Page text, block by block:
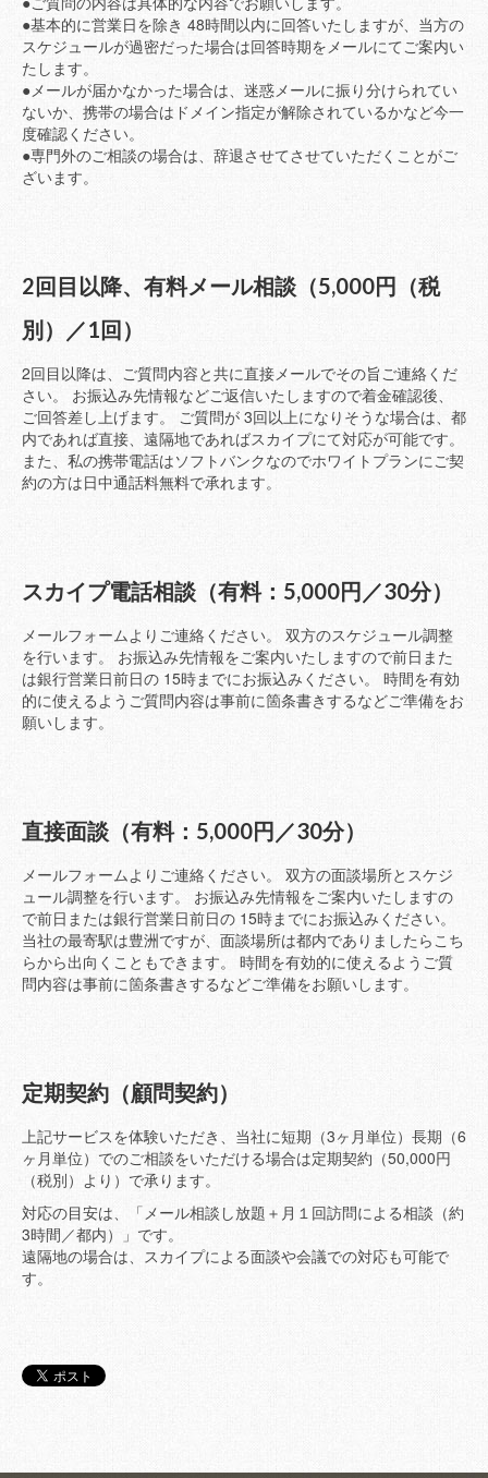
●基本的に営業日を除き 48時間以内に回答いたしますが、当方の
スケジュールが過密だった場合は回答時期をメールにてご案内い
たします。
●メールが届かなかった場合は、迷惑メールに振り分けられてい
ないか、携帯の場合はドメイン指定が解除されているかなど今一
度確認ください。
●専門外のご相談の場合は、辞退させてさせていただくことがご
ざいます。
2回目以降、有料メール相談（5,000円（税
別）／1回）
2回目以降は、ご質問内容と共に直接メールでその旨ご連絡くだ
さい。 お振込み先情報などご返信いたしますので着金確認後、
ご回答差し上げます。 ご質問が 3回以上になりそうな場合は、都
内であれば直接、遠隔地であればスカイプにて対応が可能です。
また、私の携帯電話はソフトバンクなのでホワイトプランにご契
約の方は日中通話料無料で承れます。
スカイプ電話相談（有料：5,000円／30分）
メールフォームよりご連絡ください。 双方のスケジュール調整
を行います。 お振込み先情報をご案内いたしますので前日また
は銀行営業日前日の 15時までにお振込みください。 時間を有効
的に使えるようご質問内容は事前に箇条書きするなどご準備をお
願いします。
直接面談（有料：5,000円／30分）
メールフォームよりご連絡ください。 双方の面談場所とスケジ
ュール調整を行います。 お振込み先情報をご案内いたしますの
で前日または銀行営業日前日の 15時までにお振込みください。
当社の最寄駅は豊洲ですが、面談場所は都内でありましたらこち
らから出向くこともできます。 時間を有効的に使えるようご質
問内容は事前に箇条書きするなどご準備をお願いします。
定期契約（顧問契約）
上記サービスを体験いただき、当社に短期（3ヶ月単位）長期（6
ヶ月単位）でのご相談をいただける場合は定期契約（50,000円
（税別）より）で承ります。
対応の目安は、「メール相談し放題＋月１回訪問による相談（約
3時間／都内）」です。
遠隔地の場合は、スカイプによる面談や会議での対応も可能で
す。